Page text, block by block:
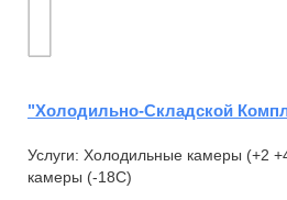
"Холодильно-Складской
Услуги: Холодильные камеры (+2
камеры (-18С)